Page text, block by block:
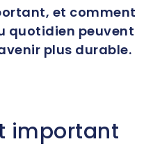
et comment
quotidien peuvent
plus durable.
important